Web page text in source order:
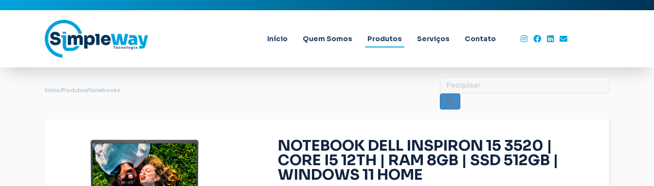
Início Quem Somos Produtos Serviços Contato
Início/Produtos/Notebooks
NOTEBOOK DELL INSPIRON 15 3520 |
CORE I5 12TH | RAM 8GB | SSD 512GB |
WINDOWS 11 HOME